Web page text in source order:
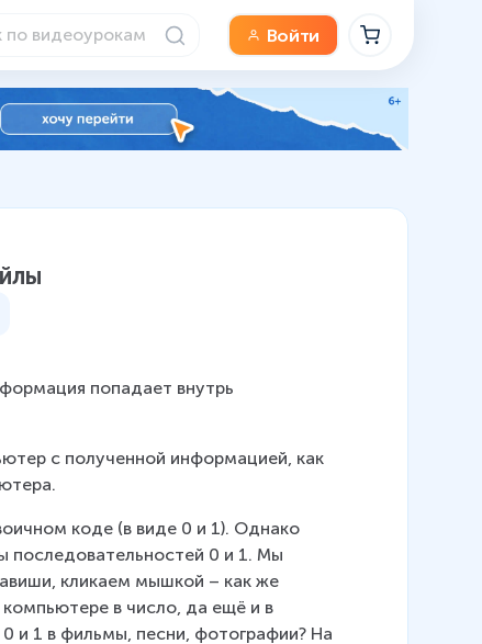
Войти
попадает внутрь
с полученной информацией, как
коде (в виде 0 и 1). Однако
последовательностей 0 и 1. Мы
кликаем мышкой – как же
в число, да ещё и в
и 1 в фильмы, песни, фотографии? На